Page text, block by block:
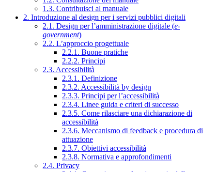
1.3. Contribuisci al manuale
2. Introduzione al design per i servizi pubblici digitali
2.1. Design per l’amministrazione digitale (e-
government)
2.2. L’approccio progettuale
2.2.1. Buone pratiche
2.2.2. Principi
2.3. Accessibilità
2.3.1. Definizione
2.3.2. Accessibilità by design
2.3.3. Principi per l’accessibilità
2.3.4. Linee guida e criteri di successo
2.3.5. Come rilasciare una dichiarazione di
accessibilità
2.3.6. Meccanismo di feedback e procedura di
attuazione
2.3.7. Obiettivi accessibilità
2.3.8. Normativa e approfondimenti
2.4. Privacy